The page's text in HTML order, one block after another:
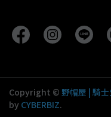
Copyright © 野帽屋 | 騎
by CYBERBIZ.